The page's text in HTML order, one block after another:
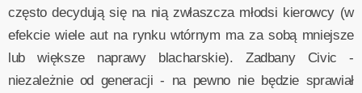
często decydują się na nią zwłaszcza młodsi kierowcy (w
efekcie wiele aut na rynku wtórnym ma za sobą mniejsze
lub większe naprawy blacharskie). Zadbany Civic -
niezależnie od generacji - na pewno nie będzie sprawiał